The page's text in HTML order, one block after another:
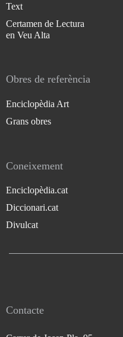
Text
Certamen de Lectura
en Veu Alta
Obres de referència
Enciclopèdia Art
Grans obres
Coneixement
Enciclopèdia.cat
Diccionari.cat
Divulcat
Contacte